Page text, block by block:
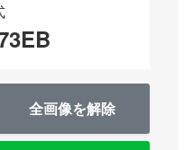
全画像を解除